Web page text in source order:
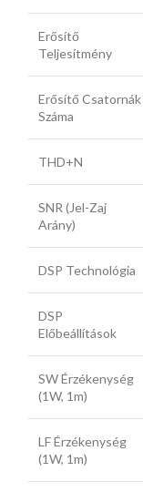
Erősítő
Teljesítmény
Erősítő Csatornák
Száma
THD+N
SNR (Jel-Zaj
Arány)
DSP Technológia
DSP
Előbeállítások
SW Érzékenység
(1W, 1m)
LF Érzékenység
(1W, 1m)